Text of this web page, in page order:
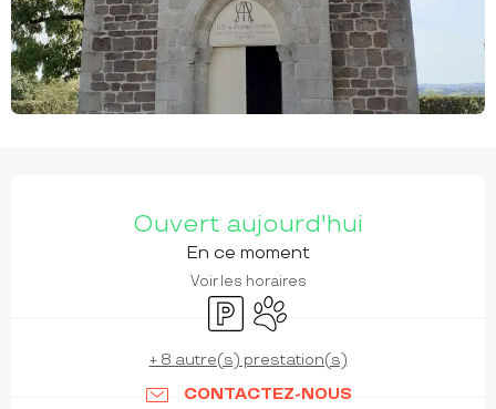
Ouvert aujourd'hui
En ce moment
Voir les horaires
ParkingAnimaux acceptés
+ 8 autre(s) prestation(s)
CONTACTEZ-NOUS